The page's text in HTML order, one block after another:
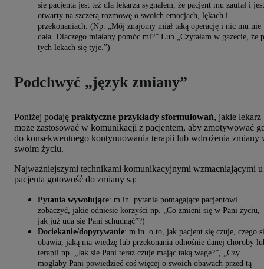
się pacjenta jest też dla lekarza sygnałem, że pacjent mu zaufał i jest
otwarty na szczerą rozmowę o swoich emocjach, lękach i
przekonaniach. (Np. „Mój znajomy miał taką operację i nic mu nie
dała. Dlaczego miałaby pomóc mi?” Lub „Czytałam w gazecie, że
tych lekach się tyje.”)
Podchwyć „język zmiany”
Poniżej podaję praktyczne przykłady sformułowań, jakie lekarz
może zastosować w komunikacji z pacjentem, aby zmotywować
do konsekwentnego kontynuowania terapii lub wdrożenia zmiany
swoim życiu.
Najważniejszymi technikami komunikacyjnymi wzmacniającymi u
pacjenta gotowość do zmiany są:
Pytania wywołujące: m.in. pytania pomagające pacjentowi
zobaczyć, jakie odniesie korzyści np. „Co zmieni się w Pani życiu,
jak już uda się Pani schudnąć”?)
Dociekanie/dopytywanie: m.in. o to, jak pacjent się czuje, czego
obawia, jaką ma wiedzę lub przekonania odnośnie danej choroby
terapii np. „Jak się Pani teraz czuje mając taką wagę?”, „Czy
mogłaby Pani powiedzieć coś więcej o swoich obawach przed tą